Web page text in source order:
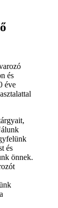
és
éve
és
önnek.